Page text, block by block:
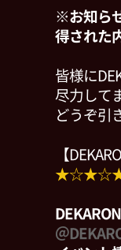
※お知ら
得された
皆様に
尽力して
どうぞ引
【
＠